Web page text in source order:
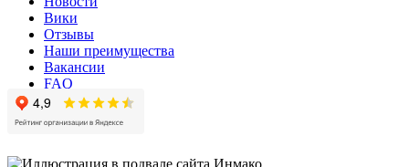
Вики
Отзывы
Наши преимущества
Вакансии
FAQ